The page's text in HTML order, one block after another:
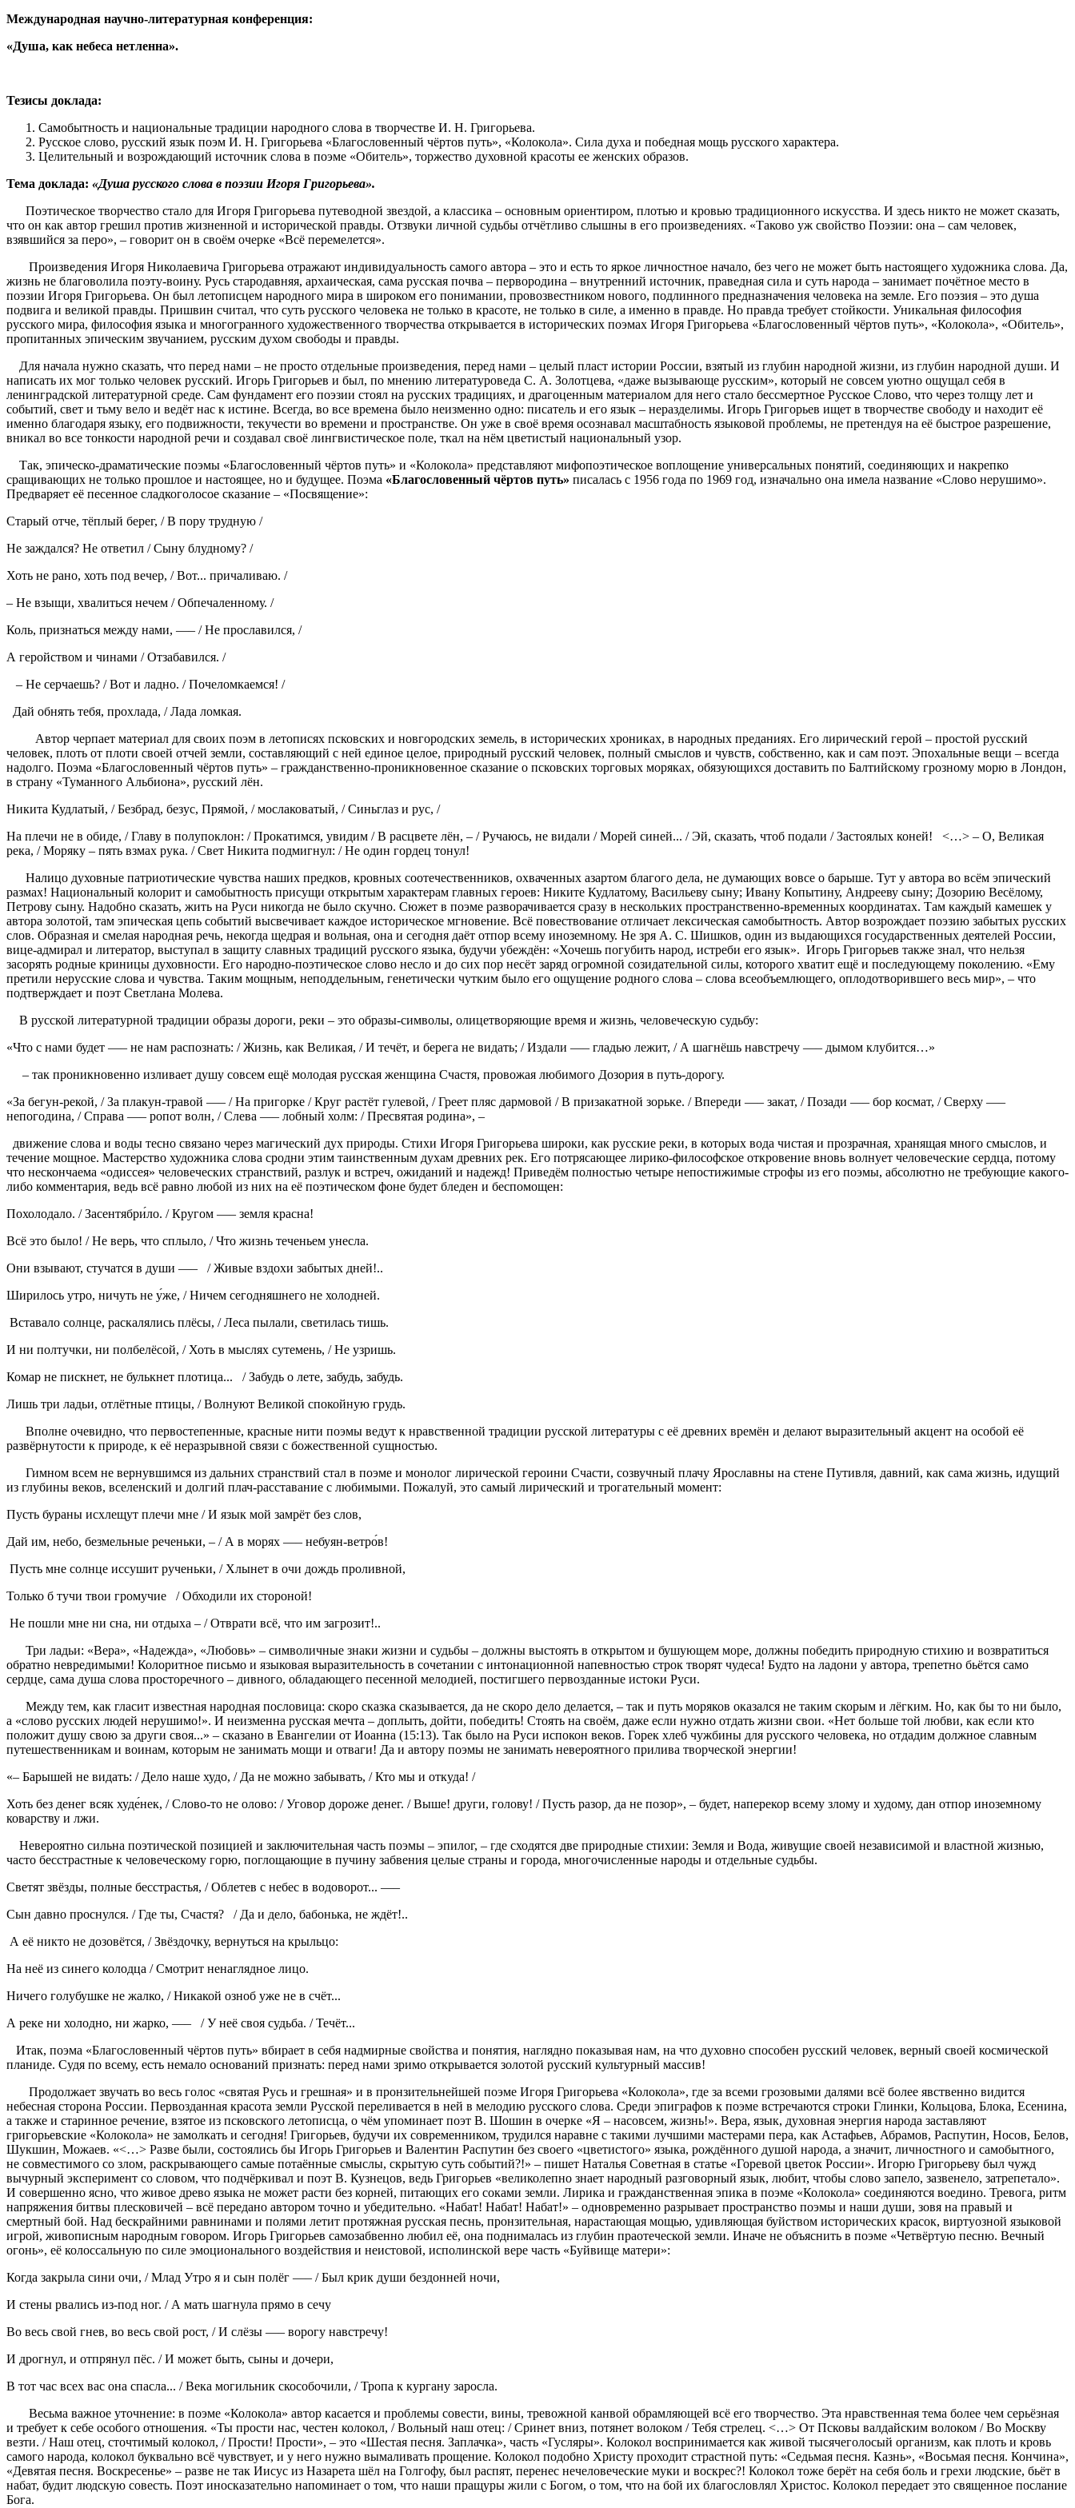
Международная научно-литературная конференция:
«Душа, как небеса нетленна».
Тезисы доклада:
Самобытность и национальные традиции народного слова в творчестве И. Н. Григорьева.
Русское слово, русский язык поэм И. Н. Григорьева «Благословенный чёртов путь», «Колокола». Сила духа и победная мощь русского характера.
Целительный и возрождающий источник слова в поэме «Обитель», торжество духовной красоты ее женских образов.
Тема доклада: «Душа русского слова в поэзии Игоря Григорьева».
Поэтическое творчество стало для Игоря Григорьева путеводной звездой, а классика – основным ориентиром, плотью и кровью традиционного искусства. И здесь никто не может сказать,
что он как автор грешил против жизненной и исторической правды. Отзвуки личной судьбы отчётливо слышны в его произведениях. «Таково уж свойство Поэзии: она – сам человек,
взявшийся за перо», – говорит он в своём очерке «Всё перемелется».
Произведения Игоря Николаевича Григорьева отражают индивидуальность самого автора – это и есть то яркое личностное начало, без чего не может быть настоящего художника слова. Да,
жизнь не благоволила поэту-воину. Русь стародавняя, архаическая, сама русская почва – первородина – внутренний источник, праведная сила и суть народа – занимает почётное место в
поэзии Игоря Григорьева. Он был летописцем народного мира в широком его понимании, провозвестником нового, подлинного предназначения человека на земле. Его поэзия – это душа
подвига и великой правды. Пришвин считал, что суть русского человека не только в красоте, не только в силе, а именно в правде. Но правда требует стойкости. Уникальная философия
русского мира, философия языка и многогранного художественного творчества открывается в исторических поэмах Игоря Григорьева «Благословенный чёртов путь», «Колокола», «Обитель»,
пропитанных эпическим звучанием, русским духом свободы и правды.
Для начала нужно сказать, что перед нами – не просто отдельные произведения, перед нами – целый пласт истории России, взятый из глубин народной жизни, из глубин народной души. И
написать их мог только человек русский. Игорь Григорьев и был, по мнению литературоведа С. А. Золотцева, «даже вызывающе русским», который не совсем уютно ощущал себя в
ленинградской литературной среде. Сам фундамент его поэзии стоял на русских традициях, и драгоценным материалом для него стало бессмертное Русское Слово, что через толщу лет и
событий, свет и тьму вело и ведёт нас к истине. Всегда, во все времена было неизменно одно: писатель и его язык – неразделимы. Игорь Григорьев ищет в творчестве свободу и находит её
именно благодаря языку, его подвижности, текучести во времени и пространстве. Он уже в своё время осознавал масштабность языковой проблемы, не претендуя на её быстрое разрешение,
вникал во все тонкости народной речи и создавал своё лингвистическое поле, ткал на нём цветистый национальный узор.
Так, эпическо-драматические поэмы «Благословенный чёртов путь» и «Колокола» представляют мифопоэтическое воплощение универсальных понятий, соединяющих и накрепко
сращивающих не только прошлое и настоящее, но и будущее. Поэма «Благословенный чёртов путь» писалась с 1956 года по 1969 год, изначально она имела название «Слово нерушимо».
Предваряет её песенное сладкоголосое сказание – «Посвящение»:
Старый отче, тёплый берег, / В пору трудную /
Не заждался? Не ответил / Сыну блудному? /
Хоть не рано, хоть под вечер, / Вот... причаливаю. /
– Не взыщи, хвалиться нечем / Обпечаленному. /
Коль, признаться между нами, —– / Не прославился, /
А геройством и чинами / Отзабавился. /
– Не серчаешь? / Вот и ладно. / Почеломкаемся! /
Дай обнять тебя, прохлада, / Лада ломкая.
Автор черпает материал для своих поэм в летописях псковских и новгородских земель, в исторических хрониках, в народных преданиях. Его лирический герой – простой русский
человек, плоть от плоти своей отчей земли, составляющий с ней единое целое, природный русский человек, полный смыслов и чувств, собственно, как и сам поэт. Эпохальные вещи – всегда
надолго. Поэма «Благословенный чёртов путь» – гражданственно-проникновенное сказание о псковских торговых моряках, обязующихся доставить по Балтийскому грозному морю в Лондон,
в страну «Туманного Альбиона», русский лён.
Никита Кудлатый, / Безбрад, безус, Прямой, / мослаковатый, / Синьглаз и рус, /
На плечи не в обиде, / Главу в полупоклон: / Прокатимся, увидим / В расцвете лён, – / Ручаюсь, не видали / Морей синей... / Эй, сказать, чтоб подали / Застоялых коней! <…> – О, Великая
река, / Моряку – пять взмах рука. / Свет Никита подмигнул: / Не один гордец тонул!
Налицо духовные патриотические чувства наших предков, кровных соотечественников, охваченных азартом благого дела, не думающих вовсе о барыше. Тут у автора во всём эпический
размах! Национальный колорит и самобытность присущи открытым характерам главных героев: Никите Кудлатому, Васильеву сыну; Ивану Копытину, Андрееву сыну; Дозорию Весёлому,
Петрову сыну. Надобно сказать, жить на Руси никогда не было скучно. Сюжет в поэме разворачивается сразу в нескольких пространственно-временных координатах. Там каждый камешек у
автора золотой, там эпическая цепь событий высвечивает каждое историческое мгновение. Всё повествование отличает лексическая самобытность. Автор возрождает поэзию забытых русских
слов. Образная и смелая народная речь, некогда щедрая и вольная, она и сегодня даёт отпор всему иноземному. Не зря А. С. Шишков, один из выдающихся государственных деятелей России,
вице-адмирал и литератор, выступал в защиту славных традиций русского языка, будучи убеждён: «Хочешь погубить народ, истреби его язык». Игорь Григорьев также знал, что нельзя
засорять родные криницы духовности. Его народно-поэтическое слово несло и до сих пор несёт заряд огромной созидательной силы, которого хватит ещё и последующему поколению. «Ему
претили нерусские слова и чувства. Таким мощным, неподдельным, генетически чутким было его ощущение родного слова – слова всеобъемлющего, оплодотворившего весь мир», – что
подтверждает и поэт Светлана Молева.
В русской литературной традиции образы дороги, реки – это образы-символы, олицетворяющие время и жизнь, человеческую судьбу:
«Что с нами будет —– не нам распознать: / Жизнь, как Великая, / И течёт, и берега не видать; / Издали —– гладью лежит, / А шагнёшь навстречу —– дымом клубится…»
– так проникновенно изливает душу совсем ещё молодая русская женщина Счастя, провожая любимого Дозория в путь-дорогу.
«За бегун-рекой, / За плакун-травой —– / На пригорке / Круг растёт гулевой, / Греет пляс дармовой / В призакатной зорьке. / Впереди —– закат, / Позади —– бор космат, / Сверху —–
непогодина, / Справа —– ропот волн, / Слева —– лобный холм: / Пресвятая родина», –
движение слова и воды тесно связано через магический дух природы. Стихи Игоря Григорьева широки, как русские реки, в которых вода чистая и прозрачная, хранящая много смыслов, и
течение мощное. Мастерство художника слова сродни этим таинственным духам древних рек. Его потрясающее лирико-философское откровение вновь волнует человеческие сердца, потому
что нескончаема «одиссея» человеческих странствий, разлук и встреч, ожиданий и надежд! Приведём полностью четыре непостижимые строфы из его поэмы, абсолютно не требующие какого-
либо комментария, ведь всё равно любой из них на её поэтическом фоне будет бледен и беспомощен:
Похолодало. / Засентябри́ло. / Кругом —– земля красна!
Всё это было! / Не верь, что сплыло, / Что жизнь теченьем унесла.
Они взывают, стучатся в души —– / Живые вздохи забытых дней!..
Ширилось утро, ничуть не у́же, / Ничем сегодняшнего не холодней.
Вставало солнце, раскалялись плёсы, / Леса пылали, светилась тишь.
И ни полтучки, ни полбелёсой, / Хоть в мыслях сутемень, / Не узришь.
Комар не пискнет, не булькнет плотица... / Забудь о лете, забудь, забудь.
Лишь три ладьи, отлётные птицы, / Волнуют Великой спокойную грудь.
Вполне очевидно, что первостепенные, красные нити поэмы ведут к нравственной традиции русской литературы с её древних времён и делают выразительный акцент на особой её
развёрнутости к природе, к её неразрывной связи с божественной сущностью.
Гимном всем не вернувшимся из дальних странствий стал в поэме и монолог лирической героини Счасти, созвучный плачу Ярославны на стене Путивля, давний, как сама жизнь, идущий
из глубины веков, вселенский и долгий плач-расставание с любимыми. Пожалуй, это самый лирический и трогательный момент:
Пусть бураны исхлещут плечи мне / И язык мой замрёт без слов,
Дай им, небо, безмельные реченьки, – / А в морях —– небуян-ветро́в!
Пусть мне солнце иссушит рученьки, / Хлынет в очи дождь проливной,
Только б тучи твои громучие / Обходили их стороной!
Не пошли мне ни сна, ни отдыха – / Отврати всё, что им загрозит!..
Три ладьи: «Вера», «Надежда», «Любовь» – символичные знаки жизни и судьбы – должны выстоять в открытом и бушующем море, должны победить природную стихию и возвратиться
обратно невредимыми! Колоритное письмо и языковая выразительность в сочетании с интонационной напевностью строк творят чудеса! Будто на ладони у автора, трепетно бьётся само
сердце, сама душа слова просторечного – дивного, обладающего песенной мелодией, постигшего первозданные истоки Руси.
Между тем, как гласит известная народная пословица: скоро сказка сказывается, да не скоро дело делается, – так и путь моряков оказался не таким скорым и лёгким. Но, как бы то ни было,
а «слово русских людей нерушимо!». И неизменна русская мечта – доплыть, дойти, победить! Стоять на своём, даже если нужно отдать жизни свои. «Нет больше той любви, как если кто
положит душу свою за други своя...» – сказано в Евангелии от Иоанна (15:13). Так было на Руси испокон веков. Горек хлеб чужбины для русского человека, но отдадим должное славным
путешественникам и воинам, которым не занимать мощи и отваги! Да и автору поэмы не занимать невероятного прилива творческой энергии!
«– Барышей не видать: / Дело наше худо, / Да не можно забывать, / Кто мы и откуда! /
Хоть без денег всяк худе́нек, / Слово-то не олово: / Уговор дороже денег. / Выше! други, голову! / Пусть разор, да не позор», – будет, наперекор всему злому и худому, дан отпор иноземному
коварству и лжи.
Невероятно сильна поэтической позицией и заключительная часть поэмы – эпилог, – где сходятся две природные стихии: Земля и Вода, живущие своей независимой и властной жизнью,
часто бесстрастные к человеческому горю, поглощающие в пучину забвения целые страны и города, многочисленные народы и отдельные судьбы.
Светят звёзды, полные бесстрастья, / Облетев с небес в водоворот... —–
Сын давно проснулся. / Где ты, Счастя? / Да и дело, бабонька, не ждёт!..
А её никто не дозовётся, / Звёздочку, вернуться на крыльцо:
На неё из синего колодца / Смотрит ненаглядное лицо.
Ничего голубушке не жалко, / Никакой озноб уже не в счёт...
А реке ни холодно, ни жарко, —– / У неё своя судьба. / Течёт...
Итак, поэма «Благословенный чёртов путь» вбирает в себя надмирные свойства и понятия, наглядно показывая нам, на что духовно способен русский человек, верный своей космической
планиде. Судя по всему, есть немало оснований признать: перед нами зримо открывается золотой русский культурный массив!
Продолжает звучать во весь голос «святая Русь и грешная» и в пронзительнейшей поэме Игоря Григорьева «Колокола», где за всеми грозовыми далями всё более явственно видится
небесная сторона России. Первозданная красота земли Русской переливается в ней в мелодию русского слова. Среди эпиграфов к поэме встречаются строки Глинки, Кольцова, Блока, Есенина,
а также и старинное речение, взятое из псковского летописца, о чём упоминает поэт В. Шошин в очерке «Я – насовсем, жизнь!». Вера, язык, духовная энергия народа заставляют
григорьевские «Колокола» не замолкать и сегодня! Григорьев, будучи их современником, трудился наравне с такими лучшими мастерами пера, как Астафьев, Абрамов, Распутин, Носов, Белов,
Шукшин, Можаев. «<…> Разве были, состоялись бы Игорь Григорьев и Валентин Распутин без своего «цветистого» языка, рождённого душой народа, а значит, личностного и самобытного,
не совместимого со злом, раскрывающего самые потаённые смыслы, скрытую суть событий?!» – пишет Наталья Советная в статье «Горевой цветок России». Игорю Григорьеву был чужд
вычурный эксперимент со словом, что подчёркивал и поэт В. Кузнецов, ведь Григорьев «великолепно знает народный разговорный язык, любит, чтобы слово запело, зазвенело, затрепетало».
И совершенно ясно, что живое древо языка не может расти без корней, питающих его соками земли. Лирика и гражданственная эпика в поэме «Колокола» соединяются воедино. Тревога, ритм
напряжения битвы плесковичей – всё передано автором точно и убедительно. «Набат! Набат! Набат!» – одновременно разрывает пространство поэмы и наши души, зовя на правый и
смертный бой. Над бескрайними равнинами и полями летит протяжная русская песнь, пронзительная, нарастающая мощью, удивляющая буйством исторических красок, виртуозной языковой
игрой, живописным народным говором. Игорь Григорьев самозабвенно любил её, она поднималась из глубин праотеческой земли. Иначе не объяснить в поэме «Четвёртую песню. Вечный
огонь», её колоссальную по силе эмоционального воздействия и неистовой, исполинской вере часть «Буйвище матери»:
Когда закрыла сини очи, / Млад Утро я и сын полёг —– / Был крик души бездонней ночи,
И стены рвались из-под ног. / А мать шагнула прямо в сечу
Во весь свой гнев, во весь свой рост, / И слёзы —– ворогу навстречу!
И дрогнул, и отпрянул пёс. / И может быть, сыны и дочери,
В тот час всех вас она спасла... / Века могильник скособочили, / Тропа к кургану заросла.
Весьма важное уточнение: в поэме «Колокола» автор касается и проблемы совести, вины, тревожной канвой обрамляющей всё его творчество. Эта нравственная тема более чем серьёзная
и требует к себе особого отношения. «Ты прости нас, честен колокол, / Вольный наш отец: / Сринет вниз, потянет волоком / Тебя стрелец. <…> От Псковы валдайским волоком / Во Москву
везти. / Наш отец, сточтимый колокол, / Прости! Прости», – это «Шестая песня. Заплачка», часть «Гусляры». Колокол воспринимается как живой тысячеголосый организм, как плоть и кровь
самого народа, колокол буквально всё чувствует, и у него нужно вымаливать прощение. Колокол подобно Христу проходит страстной путь: «Седьмая песня. Казнь», «Восьмая песня. Кончина»,
«Девятая песня. Воскресенье» – разве не так Иисус из Назарета шёл на Голгофу, был распят, перенес нечеловеческие муки и воскрес?! Колокол тоже берёт на себя боль и грехи людские, бьёт в
набат, будит людскую совесть. Поэт иносказательно напоминает о том, что наши пращуры жили с Богом, о том, что на бой их благословлял Христос. Колокол передает это священное послание
Бога.